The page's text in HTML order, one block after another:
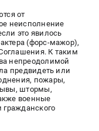
от
неисполнение
это явилось
(форс-мажор),
К таким
непреодолимой
предвидеть или
пожары,
штормы,
военные
гражданского